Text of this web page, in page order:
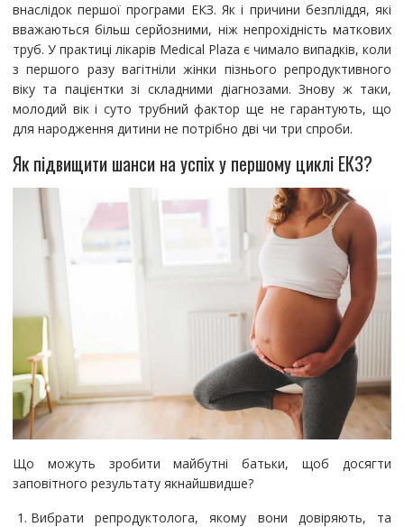
внаслідок першої програми ЕКЗ. Як і причини безпліддя, які
вважаються більш серйозними, ніж непрохідність маткових
труб. У практиці лікарів Medical Plaza є чимало випадків, коли
з першого разу вагітніли жінки пізнього репродуктивного
віку та пацієнтки зі складними діагнозами. Знову ж таки,
молодий вік і суто трубний фактор ще не гарантують, що
для народження дитини не потрібно дві чи три спроби.
Як підвищити шанси на успіх у першому циклі ЕКЗ?
Що можуть зробити майбутні батьки, щоб досягти
заповітного результату якнайшвидше?
Вибрати репродуктолога, якому вони довіряють, та